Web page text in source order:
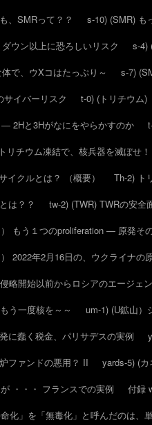
、SMRって？？
s-10) (SMR) も
ウン以上に恐ろしいリスク
s-4)
で、ウXコはたっぷり～
s-7)
イバーリスク
t-0) (トリチウム)
2Hと3Hがなにをやらかすのか
リチウム凍結で、核兵器を滅ぼせ！
イクルとは？ （概要）
Th-2) ト
は？？
tw-2) (TWR) TWRの安全
もう１つのproliferation — 原発そ
2022年2月16日の、ウクライナの
略開始以前からロシアのエージェ
う一度核を～～
um-1) (U鉱山）
に蠢く税金、パリサデスの実例
ファンドの悪用？ II
yards-5) (
・・・ フランスでの実例
付録
化」を「無毒化」と呼んだのは、